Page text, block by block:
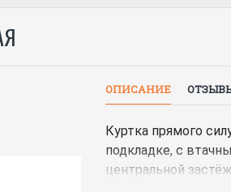
ОПИСАНИЕ
Куртка прямого
подкладке, с
центральной